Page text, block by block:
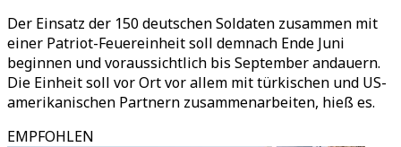
Der Einsatz der 150 deutschen Soldaten zusammen mit
einer Patriot-Feuereinheit soll demnach Ende Juni
beginnen und voraussichtlich bis September andauern.
Die Einheit soll vor Ort vor allem mit türkischen und US-
amerikanischen Partnern zusammenarbeiten, hieß es.
EMPFOHLEN